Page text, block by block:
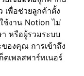
เพื่อช่วยลูกค้าตั้ง
ช้งาน Notion ไม่
หรือผู้รวมระบบ
องคุณ การเข้าถึง
เพลสพาร์ทเนอร์